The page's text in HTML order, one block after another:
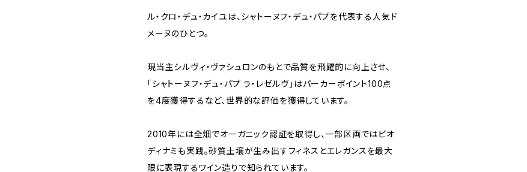
ル・クロ・デュ・カイユは、シャトーヌフ・デュ・パプを代表する人気ド
メーヌのひとつ。
現当主シルヴィ・ヴァシュロンのもとで品質を飛躍的に向上させ、
「シャトーヌフ・デュ・パプ ラ・レゼルヴ」はパーカーポイント100点
を4度獲得するなど、世界的な評価を獲得しています。
2010年には全畑でオーガニック認証を取得し、一部区画ではビオ
ディナミも実践。砂質土壌が生み出すフィネスとエレガンスを最大
限に表現するワイン造りで知られています。